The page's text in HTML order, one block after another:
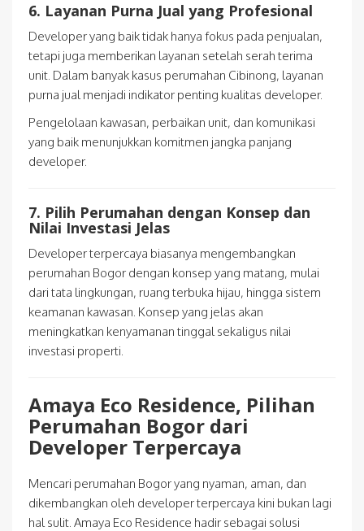
6. Layanan Purna Jual yang Profesional
Developer yang baik tidak hanya fokus pada penjualan,
tetapi juga memberikan layanan setelah serah terima
unit. Dalam banyak kasus perumahan Cibinong, layanan
purna jual menjadi indikator penting kualitas developer.
Pengelolaan kawasan, perbaikan unit, dan komunikasi
yang baik menunjukkan komitmen jangka panjang
developer.
7. Pilih Perumahan dengan Konsep dan
Nilai Investasi Jelas
Developer terpercaya biasanya mengembangkan
perumahan Bogor dengan konsep yang matang, mulai
dari tata lingkungan, ruang terbuka hijau, hingga sistem
keamanan kawasan. Konsep yang jelas akan
meningkatkan kenyamanan tinggal sekaligus nilai
investasi properti.
Amaya Eco Residence, Pilihan
Perumahan Bogor dari
Developer Terpercaya
Mencari perumahan Bogor yang nyaman, aman, dan
dikembangkan oleh developer terpercaya kini bukan lagi
hal sulit. Amaya Eco Residence hadir sebagai solusi